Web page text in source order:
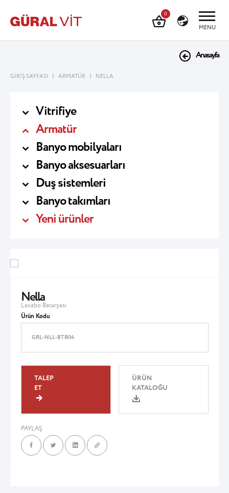
MENU
0
GİRİŞ SAYFASI | ARMATÜR | NELLA
Anasayfa
Vitrifiye
Armatür
Banyo mobilyaları
Banyo aksesuarları
Duş sistemleri
Banyo takımları
Yeni ürünler
Nella
Lavabo Bataryası
Ürün Kodu
GRL-NLL-BTR04
TALEP
ET
ÜRÜN
KATALOĞU
PAYLAŞ